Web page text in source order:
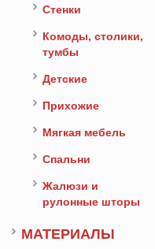
Стенки
Комоды, столики,
тумбы
Детские
Прихожие
Мягкая мебель
Спальни
Жалюзи и
рулонные шторы
МАТЕРИАЛЫ